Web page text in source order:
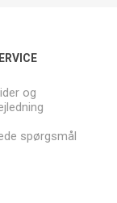
og
spørgsmål